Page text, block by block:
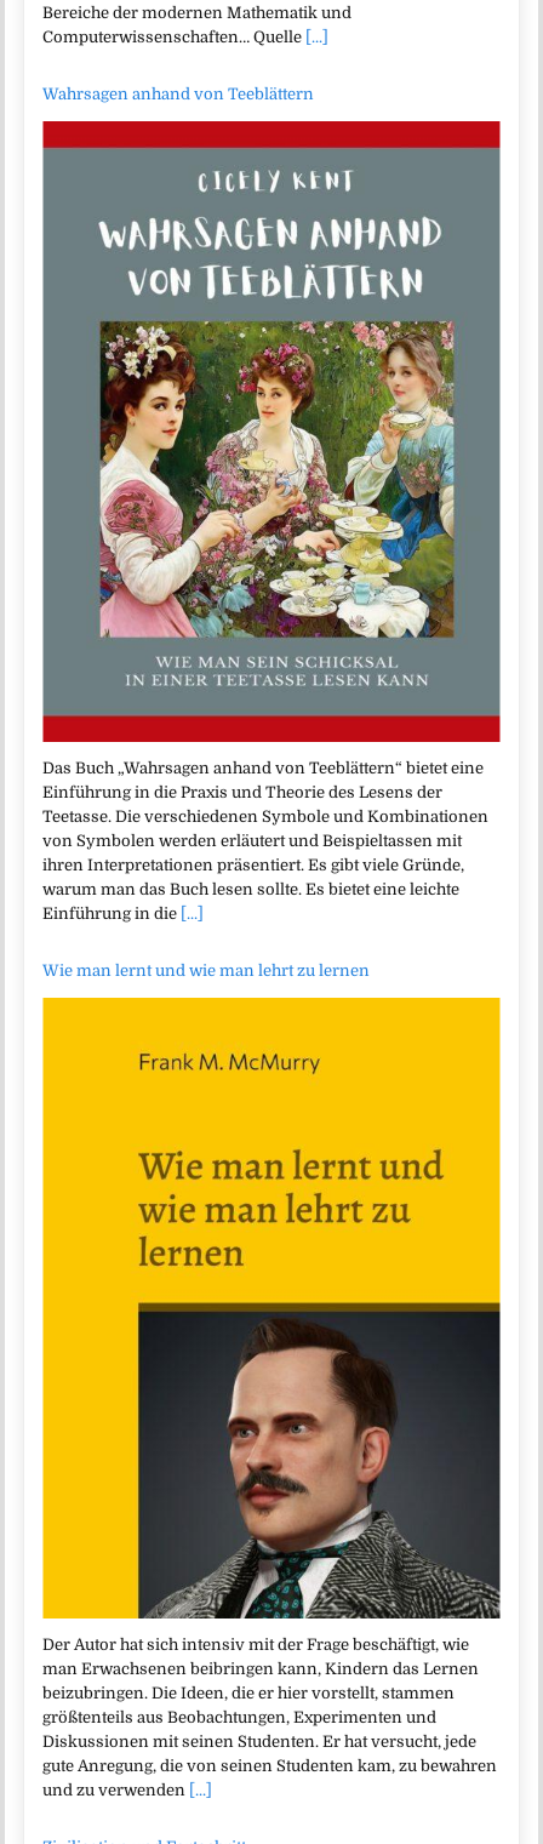
Bereiche der modernen Mathematik und
Computerwissenschaften… Quelle [...]
Wahrsagen anhand von Teeblättern
Das Buch „Wahrsagen anhand von Teeblättern“ bietet eine
Einführung in die Praxis und Theorie des Lesens der
Teetasse. Die verschiedenen Symbole und Kombinationen
von Symbolen werden erläutert und Beispieltassen mit
ihren Interpretationen präsentiert. Es gibt viele Gründe,
warum man das Buch lesen sollte. Es bietet eine leichte
Einführung in die [...]
Wie man lernt und wie man lehrt zu lernen
Der Autor hat sich intensiv mit der Frage beschäftigt, wie
man Erwachsenen beibringen kann, Kindern das Lernen
beizubringen. Die Ideen, die er hier vorstellt, stammen
größtenteils aus Beobachtungen, Experimenten und
Diskussionen mit seinen Studenten. Er hat versucht, jede
gute Anregung, die von seinen Studenten kam, zu bewahren
und zu verwenden [...]